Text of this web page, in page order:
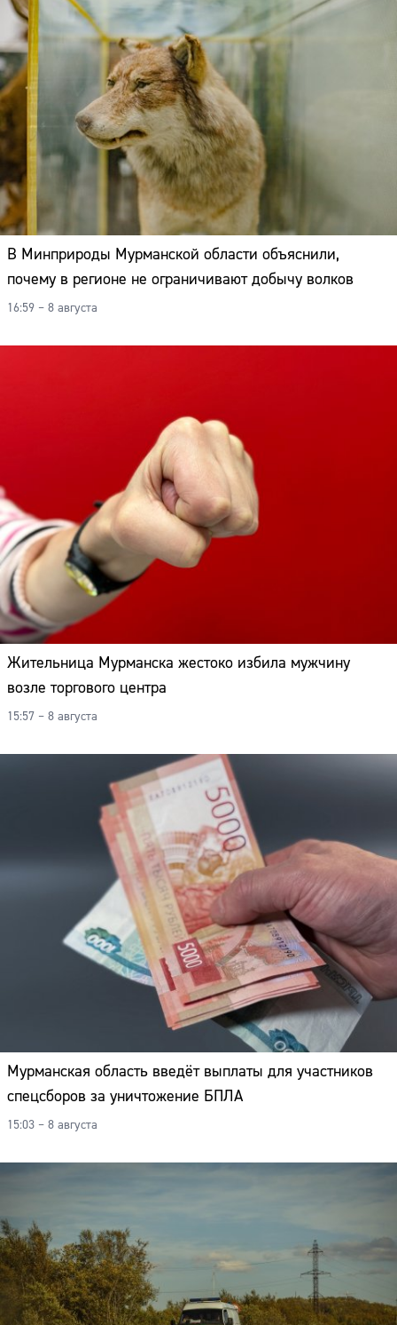
В Минприроды Мурманской области объяснили,
почему в регионе не ограничивают добычу волков
16:59 – 8 августа
Жительница Мурманска жестоко избила мужчину
возле торгового центра
15:57 – 8 августа
Мурманская область введёт выплаты для участников
спецсборов за уничтожение БПЛА
15:03 – 8 августа